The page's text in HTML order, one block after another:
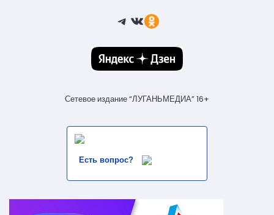
Telegram
ВКонтакте
Ссылка
Сетевое издание “ЛУГАНЬМЕДИА” 16+
Есть вопрос?